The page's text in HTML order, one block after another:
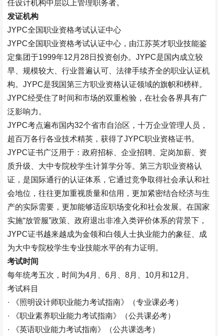
任设计机构中层以上管理职务者。
发证机构
JYPC全国职业资格考试认证中心
JYPC全国职业资格考试认证中心，由江苏英才职业技能鉴
定集团于1999年12 月 28日投资创办。JYPC是国内成立较
早、规模较大、行业普遍认可、法律手续齐全的职业认证机
构。JYPC是我国第三方职业资格认证领域的旗帜和榜样。
JYPC经受住了时间和市场的双重检验，在社会各界具有广
泛影响力。
JYPC考点遍布国内32个省市自治区，十万企业管理人员，
超百万各行各业技术精英，获得了JYPC职业资格证书。
JYPC证书广泛用于：政府招标、企业招聘、定岗加薪、资
质升级、大中专院校学生计算学分等。第三方职业资格认
证，是国际通行的认证体系，它通过竞争取得社会承认和社
会地位，往往更加重视质量和信用，更加紧密结合经济与生
产的实际需要，更加能够适应职场变化和社会发展。在国家
实施“放管服”政策、政府退出非准入类评价体系的背景下，
JYPC证书越来越成为金领和白领人士执业能力的象征、成
为大中专院校学生专业技能水平的有力证明。
考试时间
每年统考五次，时间为4月、6月、8月、 10月和12 月。
考试科目
· 《照明设计师职业能力考试指南》（专业课必考）
· 《职业素养职业能力考试指南》（公共课必考）
· 《英语职业能力考试指南》（公共课选考）